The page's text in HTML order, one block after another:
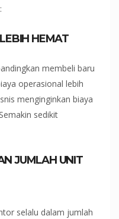
HEMAT
membeli baru
operasional lebih
menginginkan biaya
sedikit
JUMLAH UNIT
selalu dalam jumlah